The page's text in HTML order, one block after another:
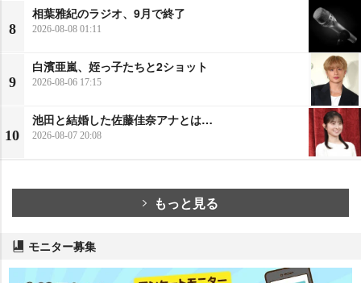
8
相葉雅紀のラジオ、9月で終了
2026-08-08 01:11
9
白濱亜嵐、姪っ子たちと2ショット
2026-08-06 17:15
10
池田と結婚した佐藤佳奈アナとは…
2026-08-07 20:08
もっと見る
モニター募集